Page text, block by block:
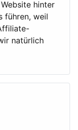
hinter
führen, weil
natürlich